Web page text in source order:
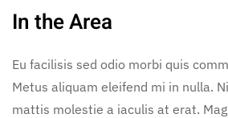
In the Area
Eu facilisis sed odio morbi quis
Metus aliquam eleifend mi in nulla.
mattis molestie a iaculis at erat.